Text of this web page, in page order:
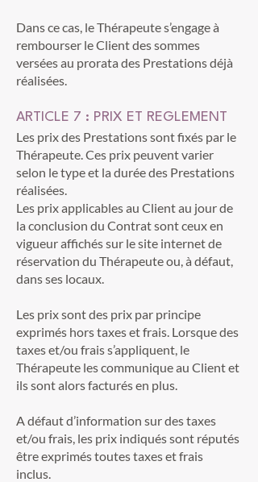
Dans ce cas, le Thérapeute s’engage à
rembourser le Client des sommes
versées au prorata des Prestations déjà
réalisées.
ARTICLE 7 : PRIX ET REGLEMENT
Les prix des Prestations sont fixés par le
Thérapeute. Ces prix peuvent varier
selon le type et la durée des Prestations
réalisées.
Les prix applicables au Client au jour de
la conclusion du Contrat sont ceux en
vigueur affichés sur le site internet de
réservation du Thérapeute ou, à défaut,
dans ses locaux.
Les prix sont des prix par principe
exprimés hors taxes et frais. Lorsque des
taxes et/ou frais s’appliquent, le
Thérapeute les communique au Client et
ils sont alors facturés en plus.
A défaut d’information sur des taxes
et/ou frais, les prix indiqués sont réputés
être exprimés toutes taxes et frais
inclus.